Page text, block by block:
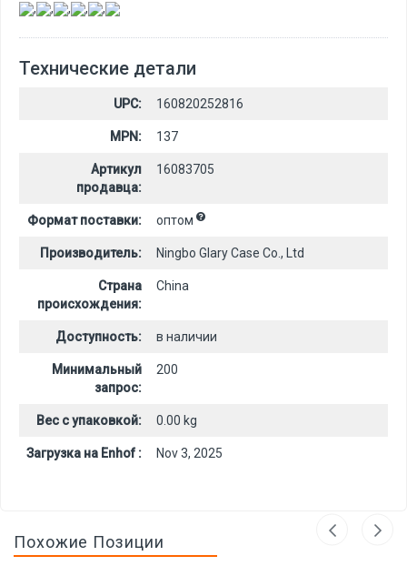
, , , , ,
Технические детали
UPC: 160820252816
MPN: 137
Артикул
продавца:
16083705
Формат поставки: оптом
Производитель: Ningbo Glary Case Co., Ltd
Страна
происхождения:
China
Доступность: в наличии
Минимальный
запрос:
200
Вес с упаковкой: 0.00 kg
Загрузка на Enhof : Nov 3, 2025
Похожие Позиции